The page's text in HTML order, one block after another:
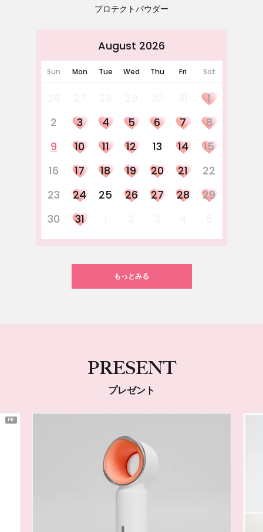
プロテクトパウダー
August 2026
Sun Mon Tue Wed Thu Fri Sat
1
2
3 4 5 6 7
8
9
10 11 12 13 14
15
16
17 18 19 20 21
22
23
24 25 26 27 28
29
30
31
もっとみる
PRESENT
プレゼント